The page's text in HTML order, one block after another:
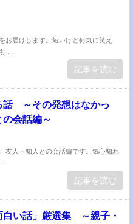
お届けします。短いけど何気に笑え
...
記事を読む
話 ～その発想はなかっ
会話編～
友人・知人との会話編です。気心知れ
記事を読む
白い話」厳選集 ～親子・